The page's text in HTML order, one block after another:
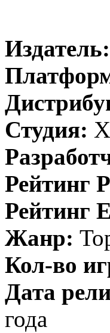
Издатель:
Студия:
Рейтинг
Рейтинг
Жанр:​
Кол-во
Дата
года